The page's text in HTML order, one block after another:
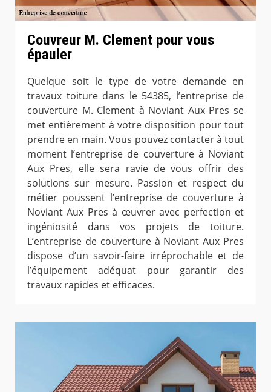
Couvreur M. Clement pour vous
épauler
Quelque soit le type de votre demande en
travaux toiture dans le 54385, l’entreprise de
couverture M. Clement à Noviant Aux Pres se
met entièrement à votre disposition pour tout
prendre en main. Vous pouvez contacter à tout
moment l’entreprise de couverture à Noviant
Aux Pres, elle sera ravie de vous offrir des
solutions sur mesure. Passion et respect du
métier poussent l’entreprise de couverture à
Noviant Aux Pres à œuvrer avec perfection et
ingéniosité dans vos projets de toiture.
L’entreprise de couverture à Noviant Aux Pres
dispose d’un savoir-faire irréprochable et de
l’équipement adéquat pour garantir des
travaux rapides et efficaces.